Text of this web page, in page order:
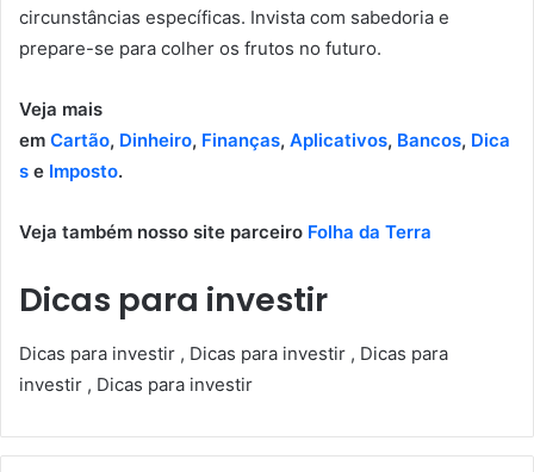
circunstâncias específicas. Invista com sabedoria e
prepare-se para colher os frutos no futuro.
Veja mais
em Cartão, Dinheiro, Finanças, Aplicativos, Bancos, Dica
s e Imposto.
Veja também nosso site parceiro Folha da Terra
Dicas para investir
Dicas para investir , Dicas para investir , Dicas para
investir , Dicas para investir